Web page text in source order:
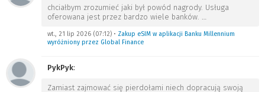
chciałbym zrozumieć jaki był powód nagrody. Usługa
oferowana jest przez bardzo wiele banków. …
wt., 21 lip 2026 (07:12) • Zakup eSIM w aplikacji Banku Millennium
wyróżniony przez Global Finance
PykPyk:
Zamiast zajmować się pierdołami niech dopracują swoją